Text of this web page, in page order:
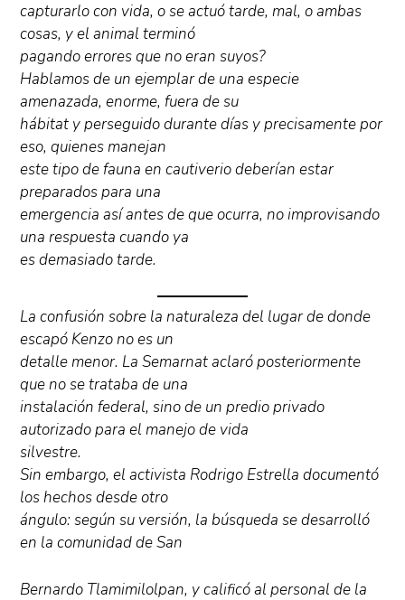
capturarlo con vida, o se actuó tarde, mal, o ambas
cosas, y el animal terminó
pagando errores que no eran suyos?
Hablamos de un ejemplar de una especie
amenazada, enorme, fuera de su
hábitat y perseguido durante días y precisamente por
eso, quienes manejan
este tipo de fauna en cautiverio deberían estar
preparados para una
emergencia así antes de que ocurra, no improvisando
una respuesta cuando ya
es demasiado tarde.
La confusión sobre la naturaleza del lugar de donde
escapó Kenzo no es un
detalle menor. La Semarnat aclaró posteriormente
que no se trataba de una
instalación federal, sino de un predio privado
autorizado para el manejo de vida
silvestre.
Sin embargo, el activista Rodrigo Estrella documentó
los hechos desde otro
ángulo: según su versión, la búsqueda se desarrolló
en la comunidad de San
Bernardo Tlamimilolpan, y calificó al personal de la